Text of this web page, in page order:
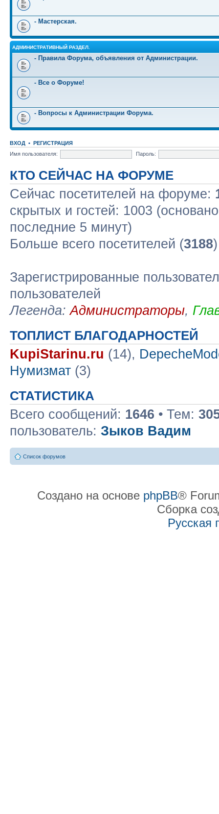
- Мастерская.
АДМИНИСТРАТИВНЫЙ РАЗДЕЛ.
- Правила Форума, объявления от Администрации.
- Все о Форуме!
- Вопросы к Администрации Форума.
ВХОД • РЕГИСТРАЦИЯ
Имя пользователя:
Пароль:
КТО СЕЙЧАС НА ФОРУМЕ
Сейчас посетителей на форуме:
скрытых и гостей: 1003
последние 5 минут)
Больше всего посетителей (3188
Зарегистрированные
пользователей
Легенда:Администраторы,
ТОПЛИСТ БЛАГОДАРНОСТЕЙ
KupiStarinu.ru (14),
Нумизмат (3)
СТАТИСТИКА
Всего сообщений: 1646 • Тем:
пользователь: Зыков Вадим
Список форумов
Создано на основе phpBB®
Сборка
Русская